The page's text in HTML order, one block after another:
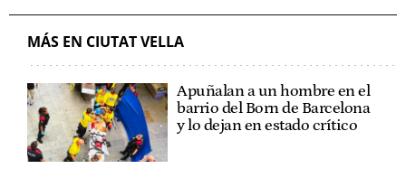
MÁS EN CIUTAT VELLA
Apuñalan a un hombre en el
barrio del Born de Barcelona
y lo dejan en estado crítico